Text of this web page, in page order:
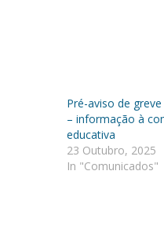
Pré-aviso de
– informação à
educativa
23 Outubro, 2025
In "Comunicados"